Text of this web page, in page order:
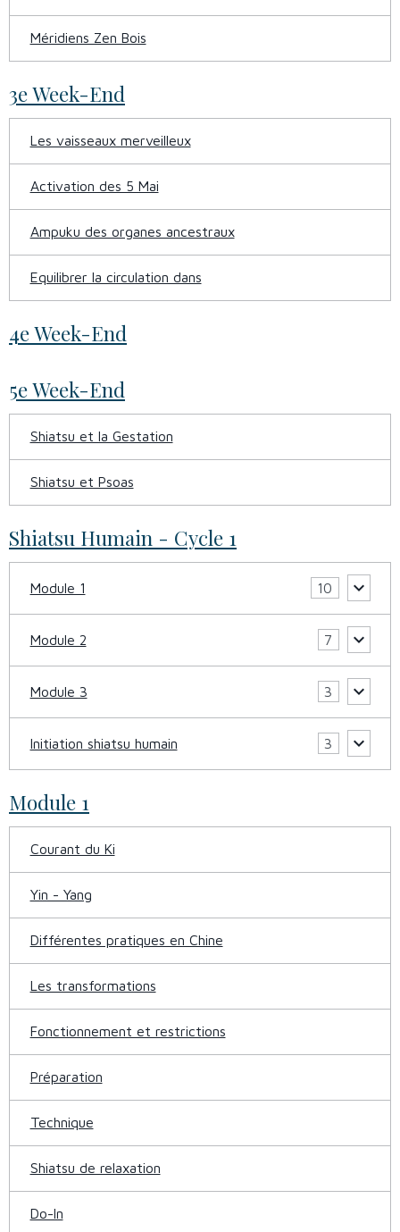
Méridiens Zen Bois
3e Week-End
Les vaisseaux merveilleux
Activation des 5 Mai
Ampuku des organes ancestraux
Equilibrer la circulation dans
4e Week-End
5e Week-End
Shiatsu et la Gestation
Shiatsu et Psoas
Shiatsu Humain - Cycle 1
Module 1 10
Module 2 7
Module 3 3
Initiation shiatsu humain 3
Module 1
Courant du Ki
Yin - Yang
Différentes pratiques en Chine
Les transformations
Fonctionnement et restrictions
Préparation
Technique
Shiatsu de relaxation
Do-In